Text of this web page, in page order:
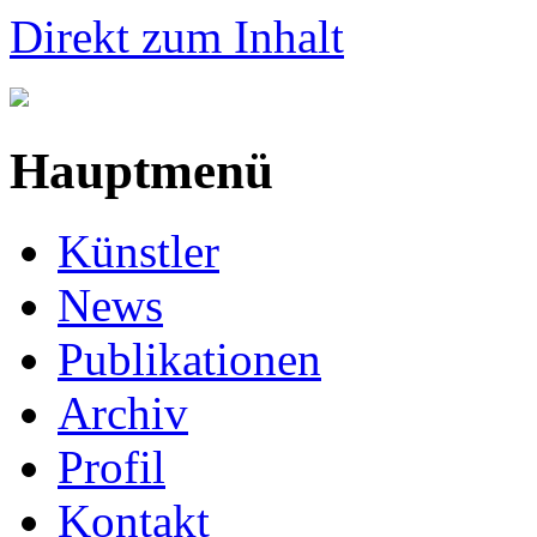
Direkt zum Inhalt
Hauptmenü
Künstler
News
Publikationen
Archiv
Profil
Kontakt